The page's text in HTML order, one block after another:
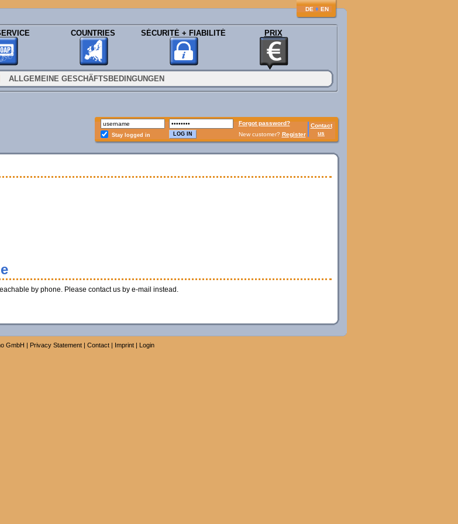
DE ♦ EN
COUNTRIES SÉCURITÉ + FIABILITÉ PRIX
ALLGEMEINE GESCHÄFTSBEDINGUNGEN
Forgot password?
Contact
us
Stay logged in New customer? Register
by phone. Please contact us by e-mail instead.
GmbH | Privacy Statement| Contact| Imprint| Login